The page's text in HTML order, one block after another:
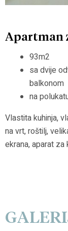
Apartman
93m2
sa dvije
balkonom
na
Vlastita kuhinja,
na vrt, roštilj,
ekrana, aparat